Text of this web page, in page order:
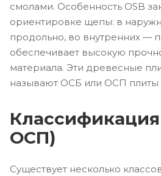
смолами. Особенность OSB
ориентировке щепы: в
продольно, во внутренних —
обеспечивает высокую
материала. Эти древесные
называют ОСБ или ОСП плиты
ОСП)
Существует несколько